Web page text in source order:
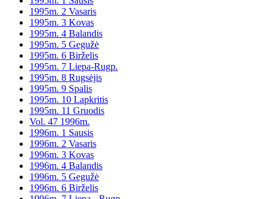
1995m. 2 Vasaris
1995m. 3 Kovas
1995m. 4 Balandis
1995m. 5 Gegužė
1995m. 6 Birželis
1995m. 7 Liepa-Rugp.
1995m. 8 Rugsėjis
1995m. 9 Spalis
1995m. 10 Lapkritis
1995m. 11 Gruodis
Vol. 47 1996m.
1996m. 1 Sausis
1996m. 2 Vasaris
1996m. 3 Kovas
1996m. 4 Balandis
1996m. 5 Gegužė
1996m. 6 Birželis